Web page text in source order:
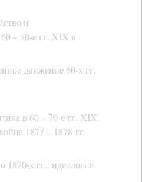
и
– 70-е гг. XIX в
движение 60-х гг.
в 60 – 70-е гг. XIX
1877 – 1878 гг
1870-х гг.: идеология